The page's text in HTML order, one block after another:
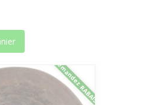
Demandez RABAIS